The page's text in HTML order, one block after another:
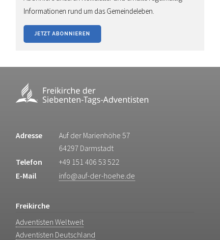
Informationen rund um das Gemeindeleben.
JETZT ABONNIEREN
Adresse
Auf der Marienhöhe 57
64297 Darmstadt
Telefon
+49 151 406 53 522
E-Mail
info@auf-der-hoehe.de
Freikirche
Adventisten Weltweit
Adventisten Deutschland